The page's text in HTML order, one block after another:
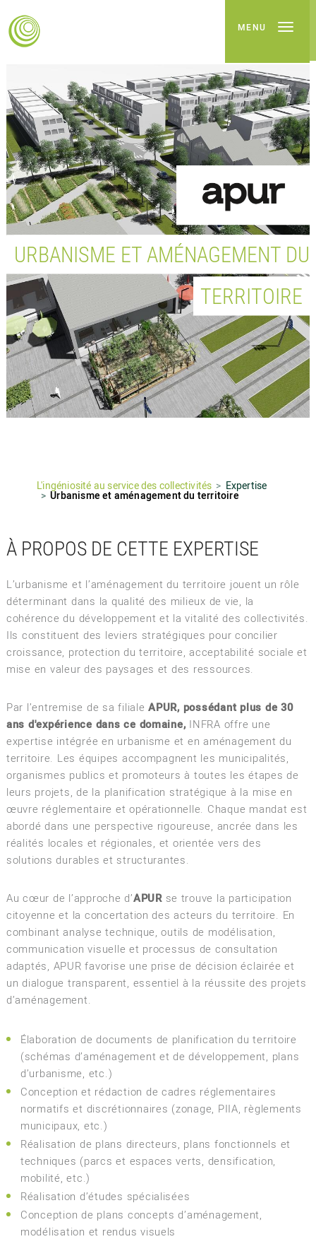
MENU
URBANISME ET AMÉNAGEMENT DU
TERRITOIRE
L'ingéniosité au service des collectivités Expertise
Urbanisme et aménagement du territoire
À PROPOS DE CETTE EXPERTISE
L’urbanisme et l’aménagement du territoire jouent un rôle
déterminant dans la qualité des milieux de vie, la
cohérence du développement et la vitalité des collectivités.
Ils constituent des leviers stratégiques pour concilier
croissance, protection du territoire, acceptabilité sociale et
mise en valeur des paysages et des ressources.
Par l’entremise de sa filialeAPUR, possédant plus de 30
ans d'expérience dans ce domaine, INFRA offre une
expertise intégrée en urbanisme et en aménagement du
territoire. Les équipes accompagnent les municipalités,
organismes publics et promoteurs à toutes les étapes de
leurs projets, de la planification stratégique à la mise en
œuvre réglementaire et opérationnelle. Chaque mandat est
abordé dans une perspective rigoureuse, ancrée dans les
réalités locales et régionales, et orientée vers des
solutions durables et structurantes.
Au cœur de l’approche d’APURse trouve la participation
citoyenne et la concertation des acteurs du territoire. En
combinant analyse technique, outils de modélisation,
communication visuelle et processus de consultation
adaptés, APUR favorise une prise de décision éclairée et
un dialogue transparent, essentiel à la réussite des projets
d’aménagement.
Élaboration de documents de planification du territoire
(schémas d’aménagement et de développement, plans
d’urbanisme, etc.)
Conception et rédaction de cadres réglementaires
normatifs et discrétionnaires (zonage, PIIA, règlements
municipaux, etc.)
Réalisation de plans directeurs, plans fonctionnels et
techniques (parcs et espaces verts, densification,
mobilité, etc.)
Réalisation d’études spécialisées
Conception de plans concepts d’aménagement,
modélisation et rendus visuels